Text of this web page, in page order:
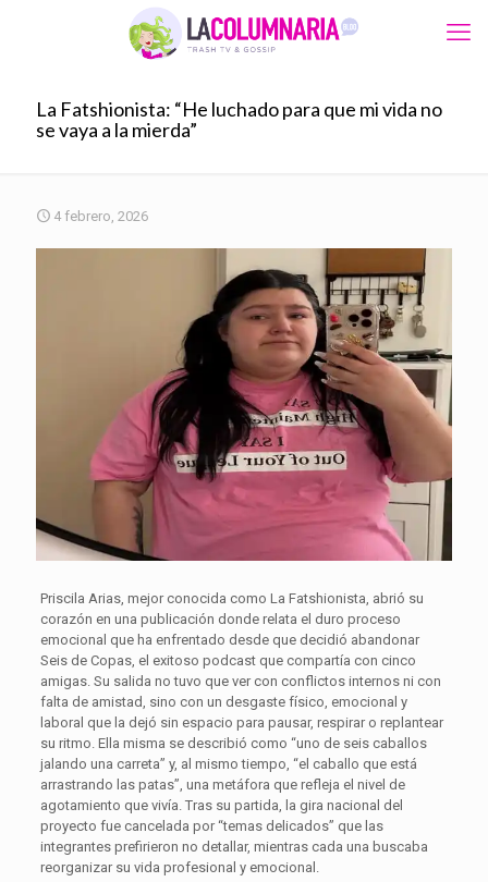
La Fatshionista: “He luchado para que mi vida no
se vaya a la mierda”
4 febrero, 2026
Priscila Arias, mejor conocida como La Fatshionista, abrió su
corazón en una publicación donde relata el duro proceso
emocional que ha enfrentado desde que decidió abandonar
Seis de Copas, el exitoso podcast que compartía con cinco
amigas. Su salida no tuvo que ver con conflictos internos ni con
falta de amistad, sino con un desgaste físico, emocional y
laboral que la dejó sin espacio para pausar, respirar o replantear
su ritmo. Ella misma se describió como “uno de seis caballos
jalando una carreta” y, al mismo tiempo, “el caballo que está
arrastrando las patas”, una metáfora que refleja el nivel de
agotamiento que vivía. Tras su partida, la gira nacional del
proyecto fue cancelada por “temas delicados” que las
integrantes prefirieron no detallar, mientras cada una buscaba
reorganizar su vida profesional y emocional.